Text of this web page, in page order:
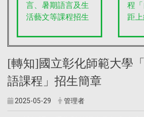
言、暑期語言及生
活藝文等課程招生
程
距
[轉知]國立彰化師範大學
語課程」招生簡章
2025-05-29 管理者